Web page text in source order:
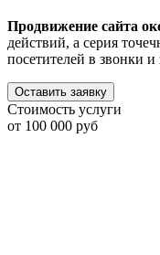
Продвижение сайта
действий, а серия
посетителей в звонки и
Оставить заявку
Стоимость услуги
от 100 000 руб